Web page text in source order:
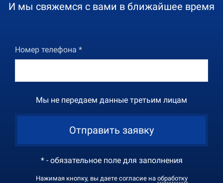
И мы свяжемся с вами в ближайшее время
Номер телефона *
Мы не передаем данные третьим лицам
Отправить заявку
* - обязательное поле для заполнения
Нажимая кнопку, вы даете согласие на обработку